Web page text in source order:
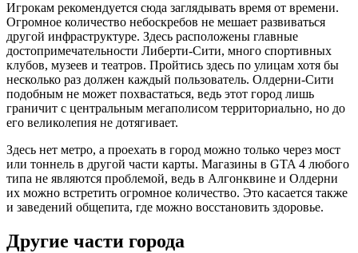
Игрокам рекомендуется сюда заглядывать время от времени.
Огромное количество небоскребов не мешает развиваться
другой инфраструктуре. Здесь расположены главные
достопримечательности Либерти-Сити, много спортивных
клубов, музеев и театров. Пройтись здесь по улицам хотя бы
несколько раз должен каждый пользователь. Олдерни-Сити
подобным не может похвастаться, ведь этот город лишь
граничит с центральным мегаполисом территориально, но до
его великолепия не дотягивает.
Здесь нет метро, а проехать в город можно только через мост
или тоннель в другой части карты. Магазины в GTA 4 любого
типа не являются проблемой, ведь в Алгонквине и Олдерни
их можно встретить огромное количество. Это касается также
и заведений общепита, где можно восстановить здоровье.
Другие части города